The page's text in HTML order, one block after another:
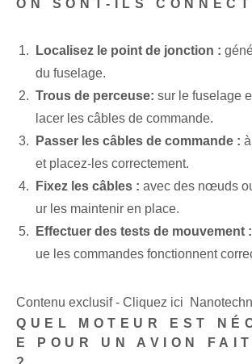
ON SONT-ILS
Localisez le point de jonction :
du fuselage.
Trous de perceuse: sur le fuselage
lacer les câbles de commande.
Passer les câbles de commande :
et placez-les correctement.
Fixez les câbles : avec des nœuds
ur les maintenir en place.
Effectuer des tests de mouvement :
ue les commandes fonctionnent
Contenu exclusif - Cliquez ici
QUEL MOTEUR EST
E POUR UN AVION